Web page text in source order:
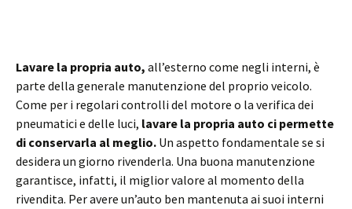
Lavare la propria auto, all’esterno come negli interni, è
parte della generale manutenzione del proprio veicolo.
Come per i regolari controlli del motore o la verifica dei
pneumatici e delle luci, lavare la propria auto ci permette
di conservarla al meglio. Un aspetto fondamentale se si
desidera un giorno rivenderla. Una buona manutenzione
garantisce, infatti, il miglior valore al momento della
rivendita. Per avere un’auto ben mantenuta ai suoi interni